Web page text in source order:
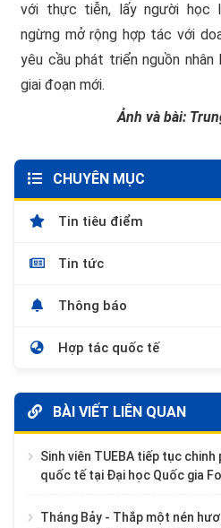
với thực tiễn, lấy người học
ngừng mở rộng hợp tác với
yêu cầu phát triển nguồn
giai đoạn mới.
Ảnh và bài:
CHUYÊN MỤC
Tin tiêu điểm
Tin tức
Thông báo
Hợp tác quốc tế
BÀI VIẾT LIÊN QUAN
Sinh viên TUEBA tiếp tục
quốc tế tại Đại học Quốc gia
Tháng Bảy - Thắp một nén